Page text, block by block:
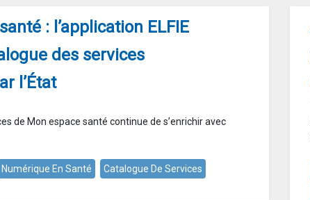
: l’application ELFIE
des services
l’État
de Mon espace santé continue de s’enrichir avec
Numérique En Santé Catalogue De Services